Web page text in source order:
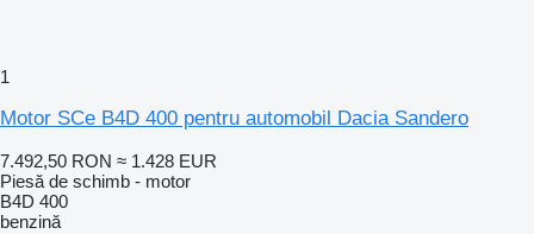
1
Motor SCe B4D 400 pentru automobil Dacia Sandero
7.492,50 RON ≈ 1.428 EUR
Piesă de schimb - motor
B4D 400
benzină